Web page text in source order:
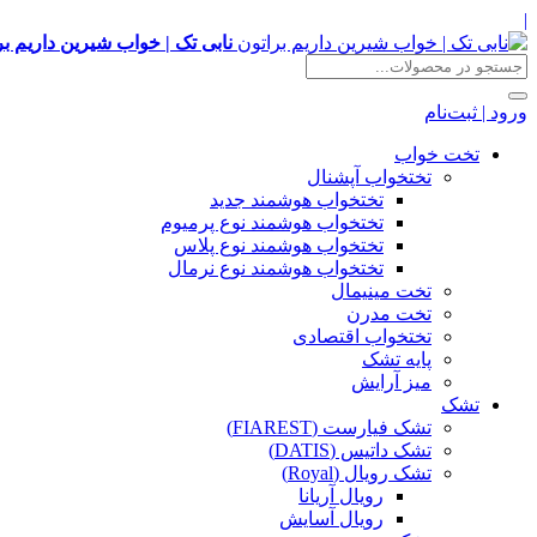
|
نابی تک | خواب شیرین داریم
ورود | ثبت‌نام
تخت خواب
تختخواب آپشنال
تختخواب هوشمند جدید
تختخواب هوشمند نوع پرمیوم
تختخواب هوشمند نوع پلاس
تختخواب هوشمند نوع نرمال
تخت مینیمال
تخت مدرن
تختخواب اقتصادی
پایه تشک
میز آرایش
تشک
تشک فیارست (FIAREST)
تشک داتیس (DATIS)
تشک رویال (Royal)
رویال آریانا
رویال آسایش